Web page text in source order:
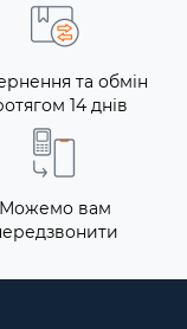
та обмін
14 днів
Можемо вам